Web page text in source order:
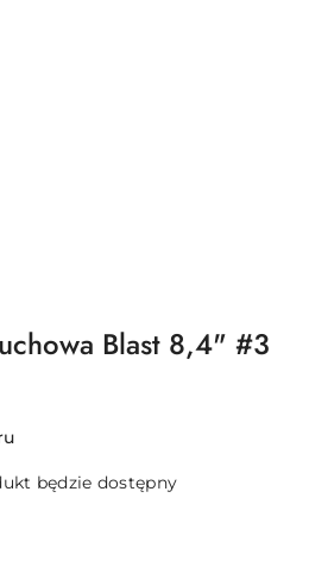
Blast 8,4" #3
będzie dostępny